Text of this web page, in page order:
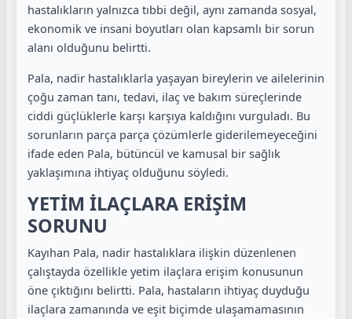
hastalıkların yalnızca tıbbi değil, aynı zamanda sosyal,
ekonomik ve insani boyutları olan kapsamlı bir sorun
alanı olduğunu belirtti.
Pala, nadir hastalıklarla yaşayan bireylerin ve ailelerinin
çoğu zaman tanı, tedavi, ilaç ve bakım süreçlerinde
ciddi güçlüklerle karşı karşıya kaldığını vurguladı. Bu
sorunların parça parça çözümlerle giderilemeyeceğini
ifade eden Pala, bütüncül ve kamusal bir sağlık
yaklaşımına ihtiyaç olduğunu söyledi.
YETİM İLAÇLARA ERİŞİM
SORUNU
Kayıhan Pala, nadir hastalıklara ilişkin düzenlenen
çalıştayda özellikle yetim ilaçlara erişim konusunun
öne çıktığını belirtti. Pala, hastaların ihtiyaç duyduğu
ilaçlara zamanında ve eşit biçimde ulaşamamasının